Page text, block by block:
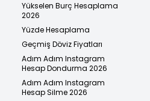
Yükselen Burç Hesaplama
2026
Yüzde Hesaplama
Geçmiş Döviz Fiyatları
Adım Adım Instagram
Hesap Dondurma 2026
Adım Adım Instagram
Hesap Silme 2026